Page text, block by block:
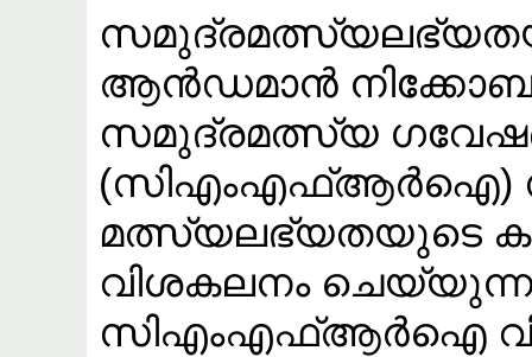
ആൻഡമാൻ
സമുദ്രമത്സ്യ
(സിഎംഎഫ്ആർഐ)
മത്സ്യലഭ്യതയുടെ
വിശകലനം
സിഎംഎഫ്ആർഐ